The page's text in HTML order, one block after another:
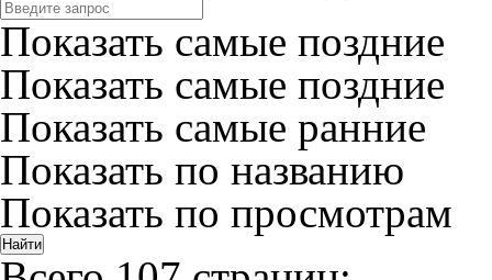
Показать самые поздние
Показать самые поздние
Показать самые ранние
Показать по названию
Показать по просмотрам